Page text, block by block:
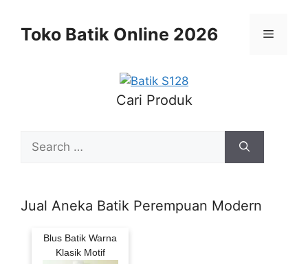
contentToko Batik Online 2026 Menu
Cari Produk
for:
Jual Aneka Batik Perempuan Modern
Blus Batik Warna
Klasik Motif